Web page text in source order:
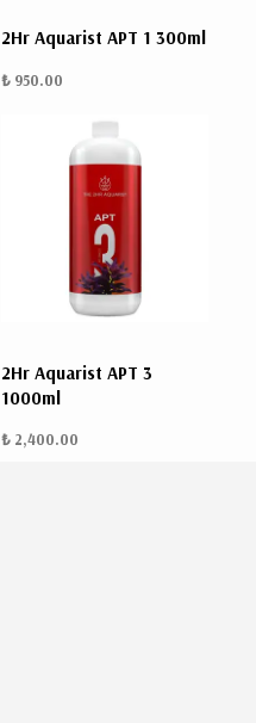
2Hr Aquarist APT 1 300ml
₺ 950.00
2Hr Aquarist APT 3
1000ml
₺ 2,400.00